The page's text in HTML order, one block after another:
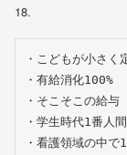
18.
・こどもが小さく
・有給消化100%
・そこそこの給与
・学生時代1番人
・看護領域の中で